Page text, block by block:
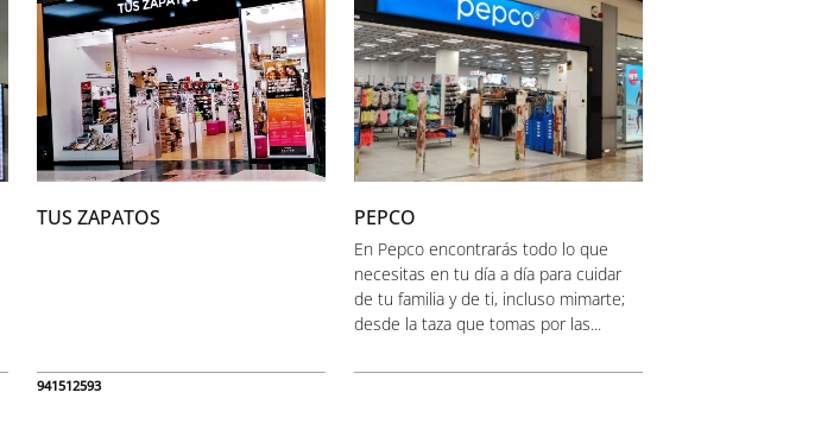
TUS ZAPATOS
941512593
PEPCO
En Pepco encontrarás todo lo que
necesitas en tu día a día para cuidar
de tu familia y de ti, incluso mimarte;
desde la taza que tomas por las...